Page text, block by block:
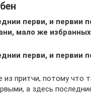
перви, и первии
мало же избранных
перви, и первии
из притчи, потому что
а здесь